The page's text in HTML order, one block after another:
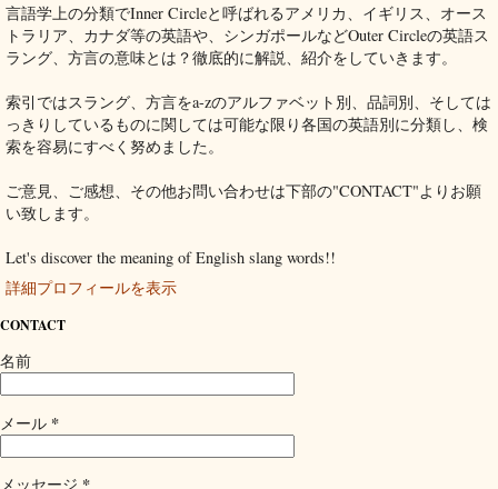
言語学上の分類でInner Circleと呼ばれるアメリカ、イギリス、オース
トラリア、カナダ等の英語や、シンガポールなどOuter Circleの英語ス
ラング、方言の意味とは？徹底的に解説、紹介をしていきます。
索引ではスラング、方言をa-zのアルファベット別、品詞別、そしては
っきりしているものに関しては可能な限り各国の英語別に分類し、検
索を容易にすべく努めました。
ご意見、ご感想、その他お問い合わせは下部の"CONTACT"よりお願
い致します。
Let's discover the meaning of English slang words!!
詳細プロフィールを表示
CONTACT
名前
メール *
メッセージ *